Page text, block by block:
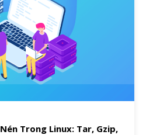
Trong Linux: Tar, Gzip,